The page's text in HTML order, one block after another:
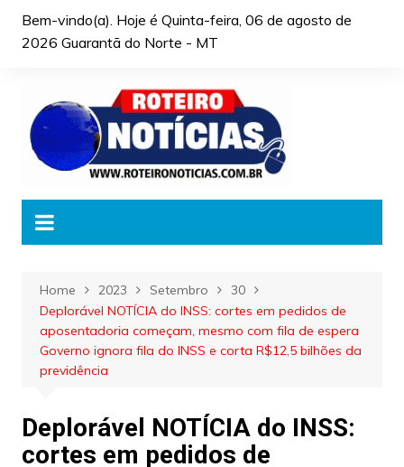
Bem-vindo(a). Hoje é Quinta-feira, 06 de agosto de
2026 Guarantã do Norte - MT
Home 2023 Setembro
30
Deplorável NOTÍCIA do INSS: cortes em pedidos de
aposentadoria começam, mesmo com fila de espera
Governo ignora fila do INSS e corta R$12,5 bilhões da
previdência
Deplorável NOTÍCIA do INSS:
cortes em pedidos de